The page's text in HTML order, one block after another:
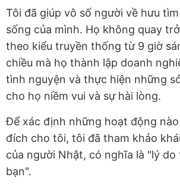
Tôi đã giúp vô số người về hưu
sống của mình. Họ không quay
theo kiểu truyền thống từ 9 giờ
chiều mà họ thành lập doanh
tình nguyện và thực hiện những
cho họ niềm vui và sự hài lòng.
Để xác định những hoạt động nào
đích cho tôi, tôi đã tham khảo
của người Nhật, có nghĩa là "lý do
bạn".